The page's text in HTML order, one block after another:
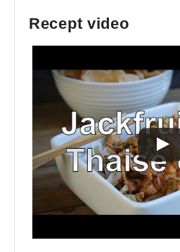
Recept video